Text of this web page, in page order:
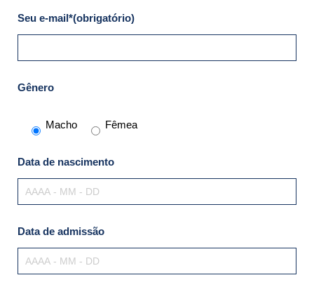
Seu e-mail*(obrigatório)
Gênero
Macho Fêmea
Data de nascimento
Data de admissão